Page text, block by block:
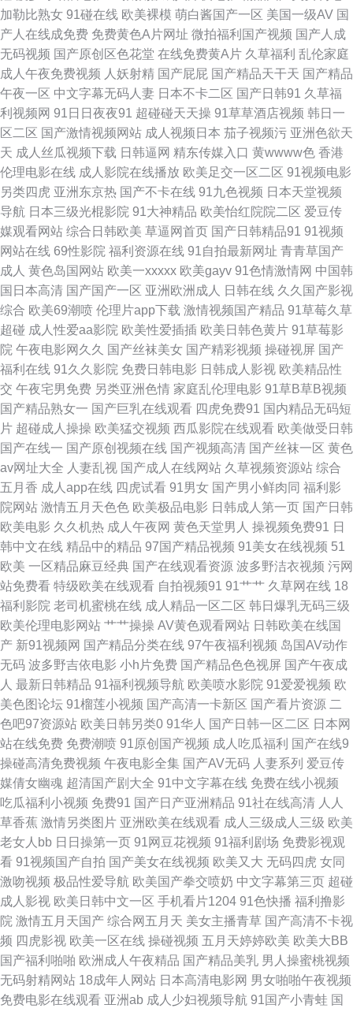
费 欧美亚洲国产成人综合 91大片高清 av手机色情网 老司机在线福福利 五月
婷婷深爱网 91视频久久 国产黄在线免费观看 深爱激情网婷婷 91久久久 国产
厨房乱子伦 日本福利精品每日更新 中日韩综合色图区 91在线超碰社区 黄色
仓库在线免费观看 色图日韩欧美精品国产 91极品在线 东方成人AV在线 欧美
日本色噜噜 午夜日在 久久精品偷拍视频 影音先锋熟女AV 国产精品日产欧美
久久 亚洲强奸av 精品久久国产字幕 午液大香蕉 91嫩草久久天美传媒 东京热
伊人大香蕉 男人人天堂ab在线 91传媒网站在线 草莓视频在线免费观看 美欧
久久 午夜寂寞精品影院 91探花系列在线 国产精品丝袜黑色高跟 欧美最新
123区 自拍h网 成人av影院影视城 欧美成人亚洲精品 香蕉视频网站 91美女
内射视频 精品国产不卡一区 欧美成人多人免费 91大神调教偷偷 超碰人妻99
日韩一级棒 日韩无码成人 欧美精品性交 伊人性生789活在线 91精选变态视
频 国产青春操Av在线 一级肏屄视频区 影音先锋五月天婷婷 久久蕉热视频 亚
洲日韩天美 91伊人基地 海角社区在线视频福利 亚洲成人色网 91网站免费看
国产综合二在线 婷婷五月天色 91色色导航导航 黄色三级网站片 先锋影音丝
袜制服AV 91岁成人网站 久久黄片91 先锋影音中文字幕av 91视频免费看黑
丝 国产精品久久精 先锋AV强奸 91网站在线观看 国产婷婷视频一区二区 午
夜精品人妻第一页 91在线免费精品观看 狼人人av在线 淫语对白刺激对HD
91性吧 黄网9 午夜成人直播午夜 91网站免费视频 国产尤物放精品 五月天AV
影院 成人五区 日本va在线网站 91大片免费观看视频 超碰97亚洲区 免费直
接看 伊人91在线 91已拍视频 黄色东京热资源网站 俺去也先锋 青娱乐青青草
豆花 91va在线视频 国产91绿帽老婆合集 色蜜桃av免费羞羞 91露脸双飞 国
产视屏91区 四虎乱轮 91麻豆香蕉 久草黄色网 伊人大香蕉99 AV丁香七月美
国 美日韩色片 夜精品色国产精品 91亚洲色图 激情91视频 亚洲另类在线观看
91系列在线视频 四虎影库网站 亚洲国产y片在线看 91岛国超碰 91大神导航
亚洲制服色图 影音先锋亚洲av色片 91poy九色视频 91视频免费刷 久久国产
加勒比熟女 91碰在线 欧美裸模 萌白酱国产一区 美国一级AV 国
产人在线成免费 免费黄色A片网址 微拍福利国产视频 国产人成
无码视频 国产原创区色花堂 在线免费黄A片 久草福利 乱伦家庭
成人午夜免费视频 人妖射精 国产屁屁 国产精品天干天 国产精品
午夜一区 中文字幕无码人妻 日本不卡二区 国产日韩91 久草福
利视频网 91日日夜夜91 超碰碰天天操 91草草酒店视频 韩日一
区二区 国产激情视频网站 成人视频日本 茄子视频污 亚洲色欲天
天 成人丝瓜视频下载 日韩逼网 精东传媒入口 黄wwww色 香港
伦理电影在线 成人影院在线播放 欧美足交一区二区 91视频电影
另类四虎 亚洲东京热 国产不卡在线 91九色视频 日本天堂视频
导航 日本三级光棍影院 91大神精品 欧美怡红院院二区 爱豆传
媒观看网站 综合日韩欧美 草逼网首页 国产日韩精品91 91视频
网站在线 69性影院 福利资源在线 91自拍最新网址 青青草国产
成人 黄色岛国网站 欧美一xxxxx 欧美gayv 91色情激情网 中国韩
国日本高清 国产国产一区 亚洲欧洲成人 日韩在线 久久国产影视
综合 欧美69潮喷 伦理片app下载 激情视频国产精品 91草莓久草
超碰 成人性爱aa影院 欧美性爱插插 欧美日韩色黄片 91草莓影
院 午夜电影网久久 国产丝袜美女 国产精彩视频 操碰视屏 国产
福利在线 91久久影院 免费日韩电影 日韩成人影视 欧美精品性
交 午夜宅男免费 另类亚洲色情 家庭乱伦理电影 91草B草B视频
国产精品熟女一 国产巨乳在线观看 四虎免费91 国内精品无码短
片 超碰成人操操 欧美猛交视频 西瓜影院在线观看 欧美做受日韩
国产在线一 国产原创视频在线 国产视频高清 国产丝袜一区 黄色
av网址大全 人妻乱视 国产成人在线网站 久草视频资源站 综合
五月香 成人app在线 四虎试看 91男女 国产男小鲜肉同 福利影
院网站 激情五月天色色 欧美极品电影 日韩成人第一页 国产日韩
欧美电影 久久机热 成人午夜网 黄色天堂男人 操视频免费91 日
韩中文在线 精品中的精品 97国产精品视频 91美女在线视频 51
欧美 一区精品麻豆经典 国产在线观看资源 波多野洁衣视频 污网
站免费看 特级欧美在线观看 自拍视频91 91艹艹 久草网在线 18
福利影院 老司机蜜桃在线 成人精品一区二区 韩日爆乳无码三级
欧美伦理电影网站 艹艹操操 AV黄色观看网站 日韩欧美在线国
产 新91视频网 国产精品分类在线 97午夜福利视频 岛国AV动作
无码 波多野吉依电影 小h片免费 国产精品色色视屏 国产午夜成
人 最新日韩精品 91福利视频导航 欧美喷水影院 91爱爱视频 欧
美色图论坛 91榴莲小视频 国产高清一卡新区 国产看片资源 二
色吧97资源站 欧美日韩另类0 91华人 国产日韩一区二区 日本网
站在线免费 免费潮喷 91原创国产视频 成人吃瓜福利 国产在线9
操碰高清免费视频 午夜电影全集 国产AV无码 人妻系列 爱豆传
媒倩女幽魂 超清国产剧大全 91中文字幕在线 免费在线小视频
吃瓜福利小视频 免费91 国产日产亚洲精品 91社在线高清 人人
草香蕉 激情另类图片 亚洲欧美在线观看 成人三级成人三级 欧美
老女人bb 日日操第一页 91网豆花视频 91福利剧场 免费影视观
看 91视频国产自拍 国产美女在线视频 欧美又大 无码四虎 女同
激吻视频 极品性爱导航 欧美国产拳交喷奶 中文字幕第三页 超碰
成人影视 欧美日韩中文一区 手机看片1204 91色快播 福利撸影
院 激情五月天国产 综合网五月天 美女主播青草 国产高清不卡视
频 四虎影视 欧美一区在线 操碰视频 五月天婷婷欧美 欧美大BB
国产福利啪啪 欧洲成人午夜精品 国产精品美乳 男人操蜜桃视频
无码射精网站 18成年人网站 日本高清电影网 男女啪啪午夜视频
免费电影在线观看 亚洲ab 成人少妇视频导航 91国产小青蛙 国